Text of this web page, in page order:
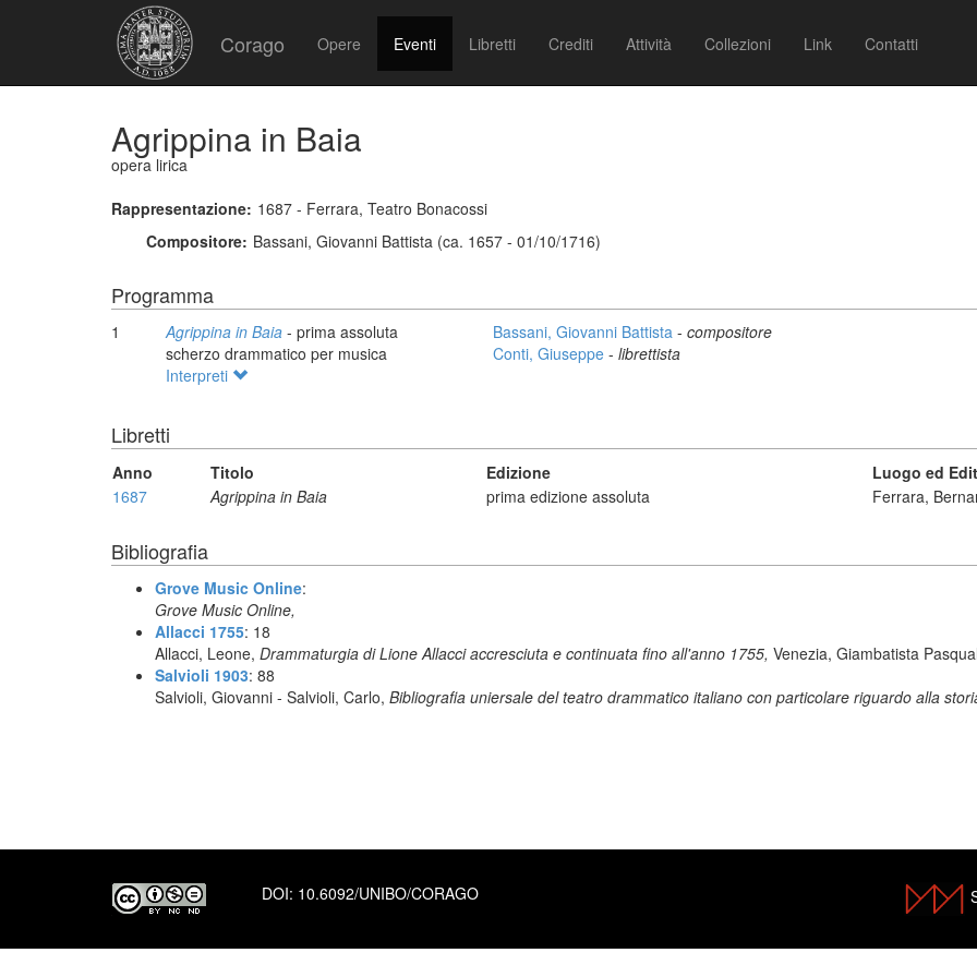
Corago Opere Eventi Libretti Crediti Attività Collezioni Link Contatti
Agrippina in Baia
opera lirica
Rappresentazione: 1687 - Ferrara, Teatro Bonacossi
Compositore: Bassani, Giovanni Battista (ca. 1657 - 01/10/1716)
Programma
1 Agrippina in Baia - prima assoluta
scherzo drammatico per musica
Bassani, Giovanni Battista - compositore
Conti, Giuseppe - librettista
Interpreti
Libretti
Anno Titolo Edizione
Luogo ed
1687
Agrippina in Baia prima edizione assoluta Ferrara,
Bibliografia
Grove Music Online:
Grove Music Online,
Allacci 1755: 18
Allacci, Leone, Drammaturgia di Lione Allacci accresciuta e continuata fino all'anno 1755, Venezia, Giambatista
Salvioli 1903: 88
Salvioli, Giovanni - Salvioli, Carlo, Bibliografia uniersale del teatro drammatico italiano con particolare riguardo alla
DOI: 10.6092/UNIBO/CORAGO